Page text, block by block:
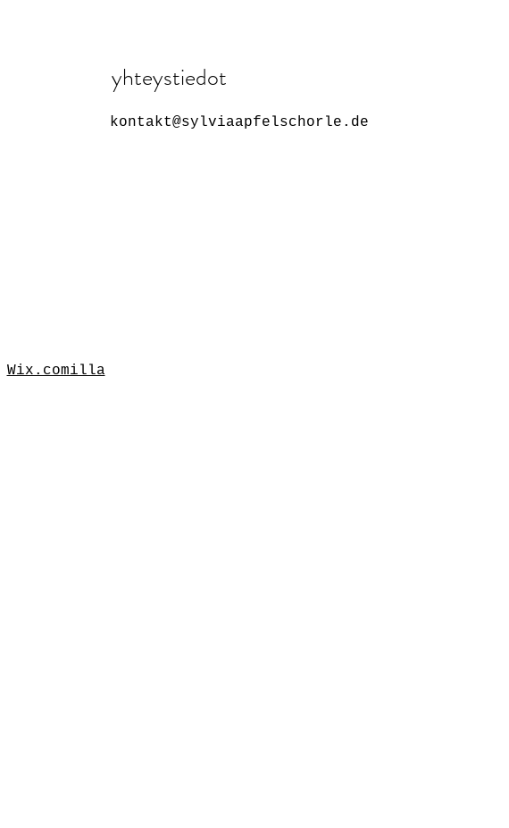
yhteystiedot
kontakt@sylviaapfelschorle.de
Wix.comilla